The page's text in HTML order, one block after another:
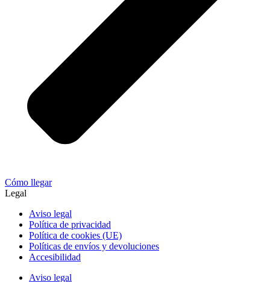
Cómo llegar
Legal
Aviso legal
Política de privacidad
Política de cookies (UE)
Políticas de envíos y devoluciones
Accesibilidad
Aviso legal